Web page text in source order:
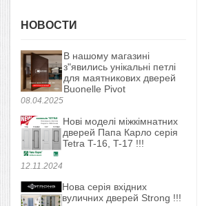
НОВОСТИ
08.04.2025
В нашому магазині
з"явились унікальні петлі
для маятникових дверей
Buonelle Pivot
12.11.2024
Нові моделі міжкімнатних
дверей Папа Карло серія
Tetra T-16, T-17 !!!
Нова серія вхідних
вуличних дверей Strong !!!